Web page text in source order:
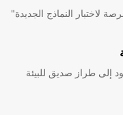
لاختبار النماذج الجديدة
إلى طراز صديق للبيئة